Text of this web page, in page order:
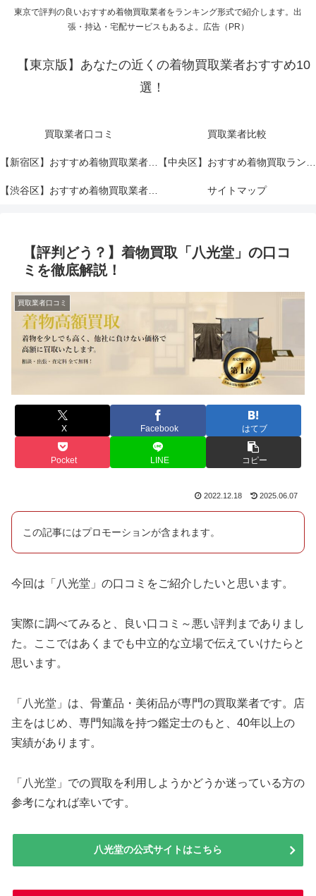
東京で評判の良いおすすめ着物買取業者をランキング形式で紹介します。出
張・持込・宅配サービスもあるよ。広告（PR）
【東京版】あなたの近くの着物買取業者おすすめ10
選！
買取業者口コミ 買取業者比較
【新宿区】おすすめ着物買取業者ランキングTOP10！ 【中央区】おすすめ着物買取ランキングTOP10！
【渋谷区】おすすめ着物買取業者ランキングTOP10！ サイトマップ
【評判どう？】着物買取「八光堂」の口コ
ミを徹底解説！
買取業者口コミ
X Facebook はてブ
Pocket LINE コピー
2022.12.18 2025.06.07
この記事にはプロモーションが含まれます。
今回は「八光堂」の口コミをご紹介したいと思います。
実際に調べてみると、良い口コミ～悪い評判までありまし
た。ここではあくまでも中立的な立場で伝えていけたらと
思います。
「八光堂」は、骨董品・美術品が専門の買取業者です。店
主をはじめ、専門知識を持つ鑑定士のもと、40年以上の
実績があります。
「八光堂」での買取を利用しようかどうか迷っている方の
参考になれば幸いです。
八光堂の公式サイトはこちら